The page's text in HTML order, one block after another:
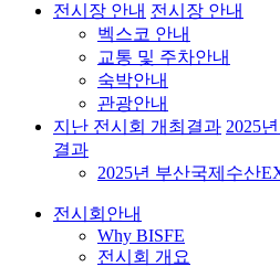
전시장 안내 전시장 안내
벡스코 안내
교통 및 주차안내
숙박안내
관광안내
지난 전시회 개최결과 2025
결과
2025년 부산국제수산
전시회안내
Why BISFE
전시회 개요